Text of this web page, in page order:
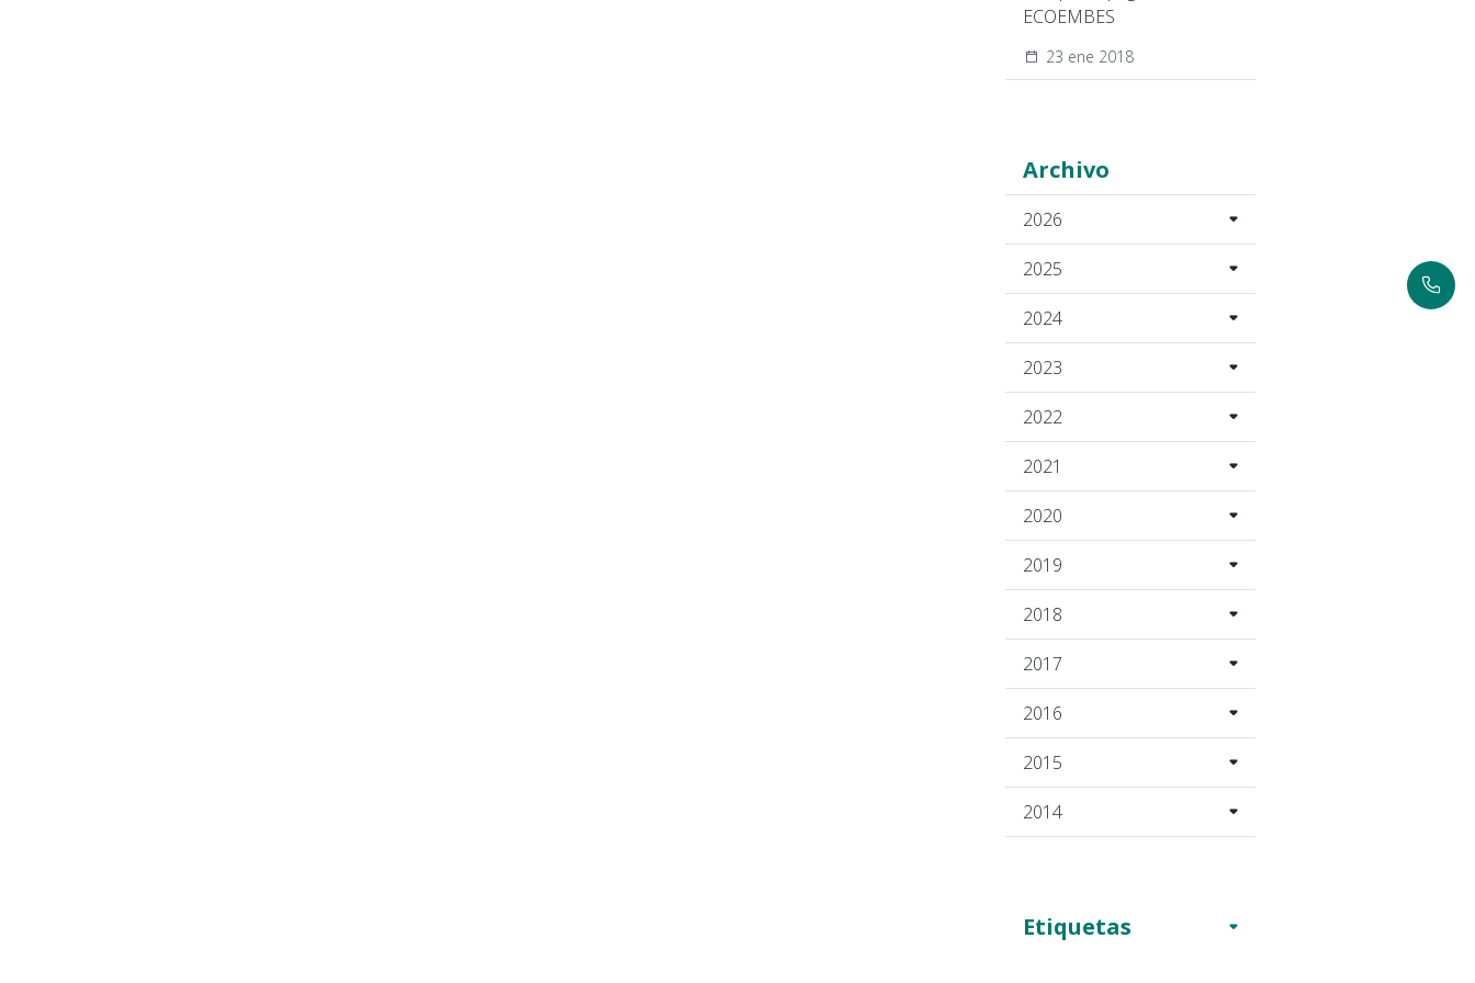
ECOEMBES
23 ene 2018
Archivo
2026
2025
2024
2023
2022
2021
2020
2019
2018
2017
2016
2015
2014
Etiquetas